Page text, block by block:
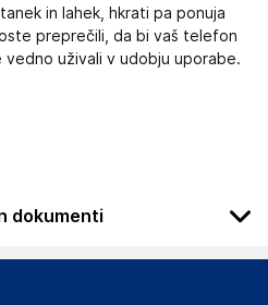
in lahek, hkrati pa ponuja
preprečili, da bi vaš telefon
uživali v udobju uporabe.
dokumenti